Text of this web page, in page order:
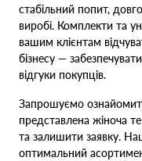
стабільний попит,
виробі. Комплекти та
вашим клієнтам
бізнесу —
відгуки покупців.
Запрошуємо
представлена жіноча
та залишити заявку.
оптимальний